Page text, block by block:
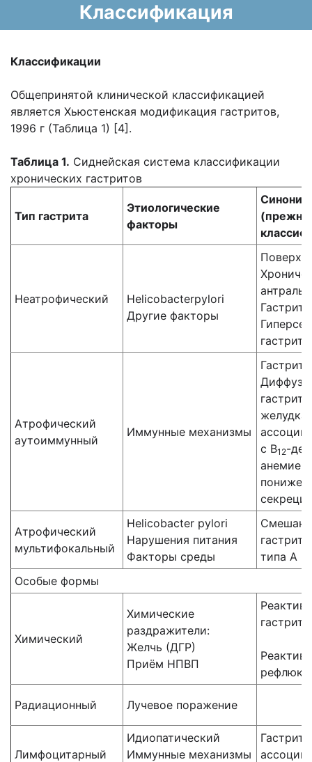
Классификация
Классификации
Общепринятой клинической классификацией
является Хьюстенская модификация гастритов,
1996 г (Таблица 1) [4].
Таблица 1. Сиднейская система классификации
хронических гастритов
Тип гастрита
Этиологические
факторы
Неатрофический
Helicobacterpylori
Другие факторы
Гастрит
гастрит
Атрофический
аутоиммунный
Иммунные механизмы
Гастрит
гастрит
желудка,
с В12-
анемией
Атрофический
мультифокальный
Helicobacter pylori
Нарушения питания
Факторы среды
гастрит
типа А и
Особые формы
Химический
Химические
раздражители:
Желчь (ДГР)
Приём НПВП
гастрит
Радиационный Лучевое поражение
Лимфоцитарный
Идиопатический
Иммунные механизмы
Гастрит,